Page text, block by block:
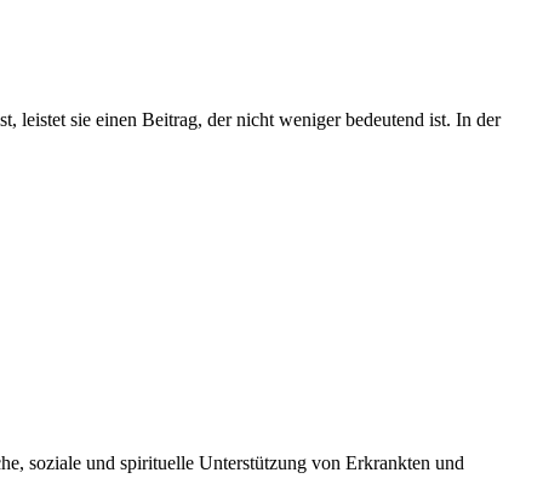
leistet sie einen Beitrag, der nicht weniger bedeutend ist. In der
soziale und spirituelle Unterstützung von Erkrankten und